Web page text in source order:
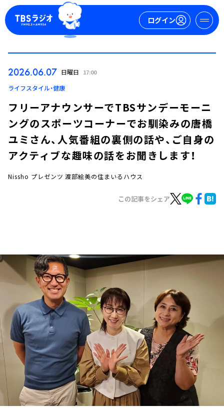
ログイン
ログイン
今日の番組表
YouTube
会社情報
2026.06.07 日曜日 17:00
ライフスタイル・健康
フリーアナウンサーでTBSサンデーモーニ
ングのスポーツコーナーでお馴染みの唐橋
ユミさん、人気番組の裏側の話や、ご自身の
アクティブな趣味の話をお聞きします！
Nissho プレゼンツ 渡部絵美の住まいるハウス
この記事をシェア